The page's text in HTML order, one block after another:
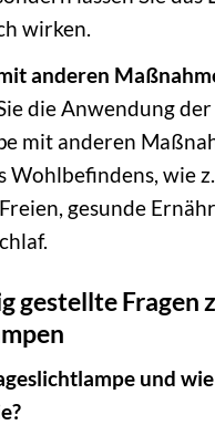
wirken.
anderen
die Anwendung der
mit anderen
Wohlbefindens, wie
gesunde
gestellte Fragen
und wie